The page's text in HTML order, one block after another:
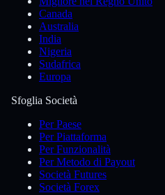
Canada
Australia
India
Nigeria
Sudafrica
Europa
Sfoglia Società
Per Paese
Per Piattaforma
Per Funzionalità
Per Metodo di Payout
Società Futures
Società Forex